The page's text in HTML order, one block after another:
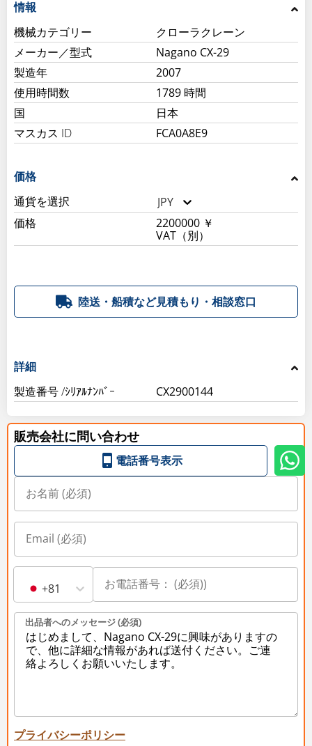
情報
機械カテゴリー
クローラクレーン
メーカー／型式
Nagano CX-29
製造年
2007
使用時間数
1789 時間
国
日本
マスカス ID
FCA0A8E9
価格
通貨を選択
JPY
価格
2200000 ￥
VAT（別）
陸送・船積など見積もり・相談窓口
詳細
製造番号 /ｼﾘｱﾙﾅﾝﾊﾞｰ CX2900144
販売会社に問い合わせ
電話番号表示
+81
出品者へのメッセージ (必須)
プライバシーポリシー